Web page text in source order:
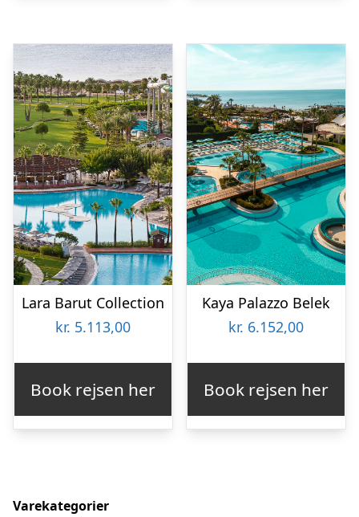
Lara Barut Collection
kr. 5.113,00
Book rejsen her
Kaya Palazzo Belek
kr. 6.152,00
Book rejsen her
Varekategorier